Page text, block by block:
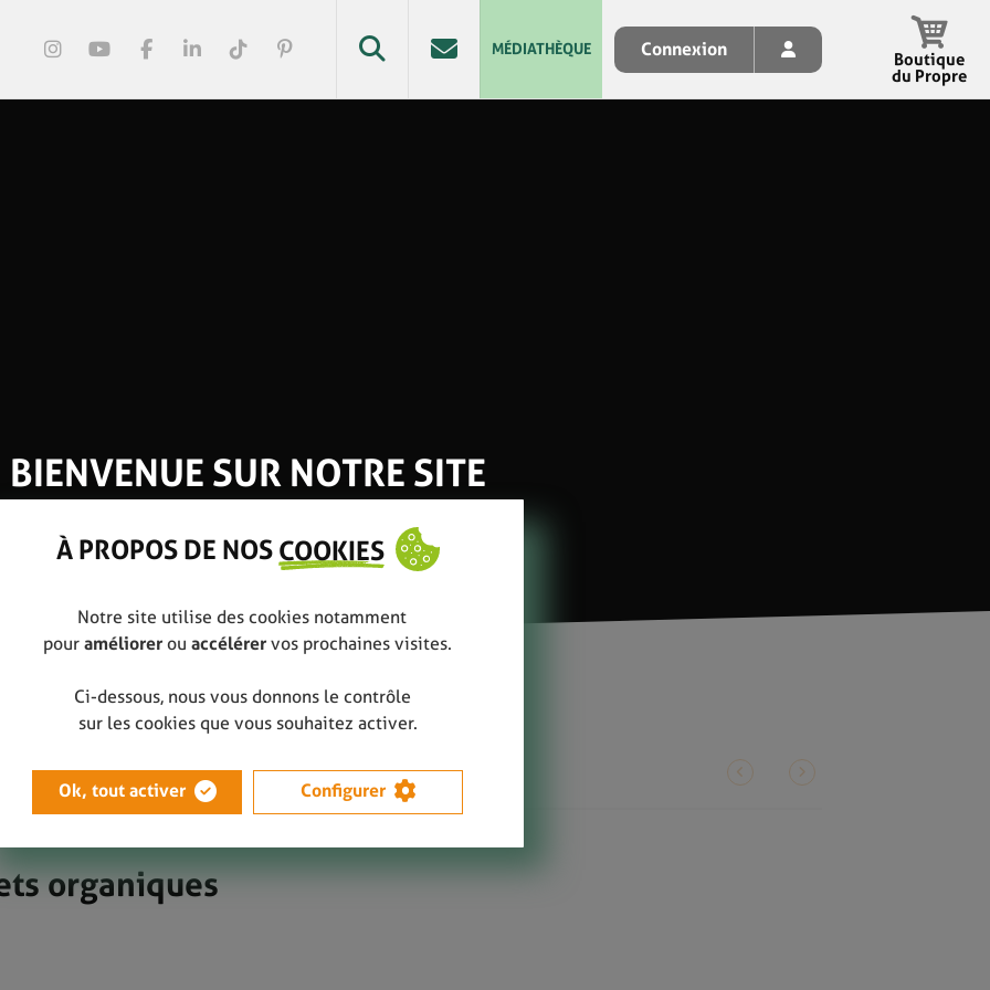
MÉDIATHÈQUE Connexion
Boutique
du Propre
BW241 -Sticker Déchets organiques
organiques
BIENVENUE SUR NOTRE SITE
À PROPOS DE NOS COOKIES
Notre site utilise des cookies notamment
pour améliorer ou accélérer vos prochaines visites.
Ci-dessous, nous vous donnons le contrôle
sur les cookies que vous souhaitez activer.
Ok, tout activer Configurer